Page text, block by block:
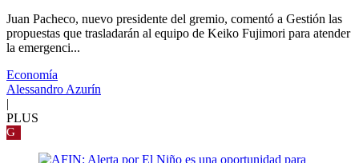
Juan Pacheco, nuevo presidente del gremio, comentó a Gestión las
propuestas que trasladarán al equipo de Keiko Fujimori para atender
la emergenci...
Economía
Alessandro Azurín
PLUS
G